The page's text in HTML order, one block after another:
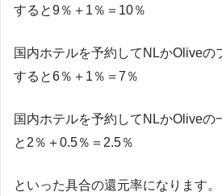
すると9％＋1％＝10％
国内ホテルを予約してNLかOliveの
すると6％＋1％＝7％
国内ホテルを予約してNLかOliveの
と2％＋0.5％＝2.5％
といった具合の還元率になります。